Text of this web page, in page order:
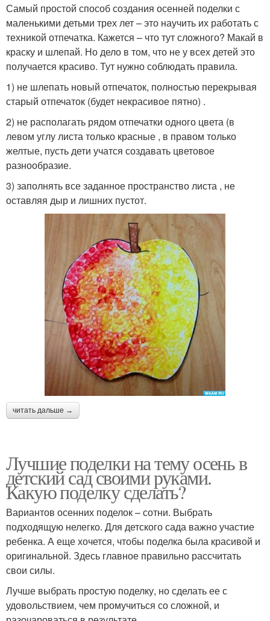
Самый простой способ создания осенней поделки с
маленькими детьми трех лет – это научить их работать с
техникой отпечатка. Кажется – что тут сложного? Макай в
краску и шлепай. Но дело в том, что не у всех детей это
получается красиво. Тут нужно соблюдать правила.
1) не шлепать новый отпечаток, полностью перекрывая
старый отпечаток (будет некрасивое пятно) .
2) не располагать рядом отпечатки одного цвета (в
левом углу листа только красные , в правом только
желтые, пусть дети учатся создавать цветовое
разнообразие.
3) заполнять все заданное пространство листа , не
оставляя дыр и лишних пустот.
читать дальше →
Лучшие поделки на тему осень в
детский сад своими руками.
Какую поделку сделать?
Вариантов осенних поделок – сотни. Выбрать
подходящую нелегко. Для детского сада важно участие
ребенка. А еще хочется, чтобы поделка была красивой и
оригинальной. Здесь главное правильно рассчитать
свои силы.
Лучше выбрать простую поделку, но сделать ее с
удовольствием, чем промучиться со сложной, и